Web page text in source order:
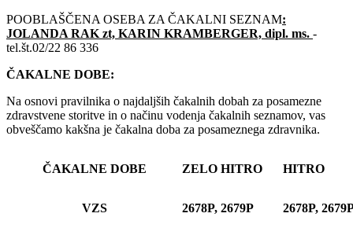
POOBLAŠČENA OSEBA ZA ČAKALNI SEZNAM:
JOLANDA RAK zt, KARIN KRAMBERGER, dipl. ms. -
tel.št.02/22 86 336
ČAKALNE DOBE:
Na osnovi pravilnika o najdaljših čakalnih dobah za posamezne
zdravstvene storitve in o načinu vodenja čakalnih seznamov, vas
obveščamo kakšna je čakalna doba za posameznega zdravnika.
ČAKALNE DOBE ZELO HITRO HITRO
VZS 2678P, 2679P 2678P,